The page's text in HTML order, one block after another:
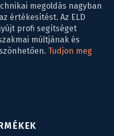
megoldás nagyban
értékesítést. Az ELD
profi segítséget
múltjának és
Tudjon meg